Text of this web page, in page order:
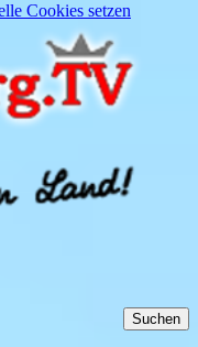
Cookies setzen